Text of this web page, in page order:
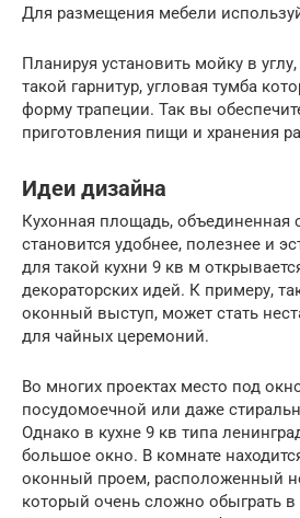
Для размещения мебели
Планируя установить мойку в
такой гарнитур, угловая тумба
форму трапеции. Так вы
приготовления пищи и хранения
Идеи дизайна
Кухонная площадь, объединенная
становится удобнее, полезнее и
для такой кухни 9 кв м
декораторских идей. К примеру,
оконный выступ, может стать
для чайных церемоний.
Во многих проектах место под
посудомоечной или даже
Однако в кухне 9 кв типа
большое окно. В комнате
оконный проем, расположенный
который очень сложно обыграть в